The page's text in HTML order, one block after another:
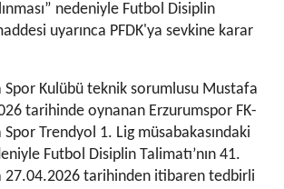
nedeniyle Futbol Disiplin
uyarınca PFDK'ya sevkine karar
Spor Kulübü teknik sorumlusu Mustafa
tarihinde oynanan Erzurumspor FK-
Spor Trendyol 1. Lig müsabakasındaki
Futbol Disiplin Talimatı’nın 41.
27.04.2026 tarihinden itibaren tedbirli